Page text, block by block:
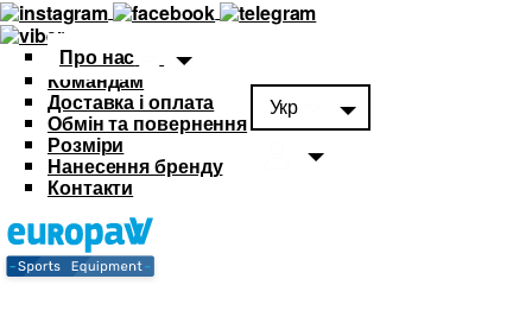
Про нас
Командам
Доставка і оплата
Обмін та повернення
Розміри
Нанесення бренду
Контакти
Укр